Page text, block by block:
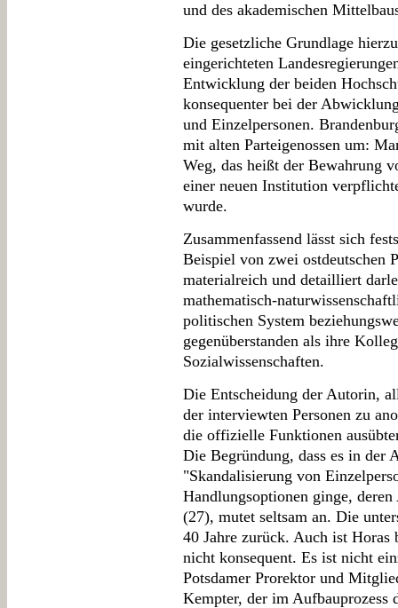
und des akademischen
Die gesetzliche Grundlage
eingerichteten
Entwicklung der beiden
konsequenter bei der
und Einzelpersonen.
mit alten Parteigenossen um:
Weg, das heißt der Bewahrung
einer neuen Institution
wurde.
Zusammenfassend lässt sich
Beispiel von zwei ostdeutschen
materialreich und detailliert
mathematisch-
politischen System
gegenüberstanden als ihre
Sozialwissenschaften.
Die Entscheidung der Autorin,
der interviewten Personen zu
die offizielle Funktionen
Die Begründung, dass es in der
"Skandalisierung von
Handlungsoptionen ginge,
(27), mutet seltsam an. Die
40 Jahre zurück. Auch ist Horas
nicht konsequent. Es ist nicht
Potsdamer Prorektor und
Kempter, der im